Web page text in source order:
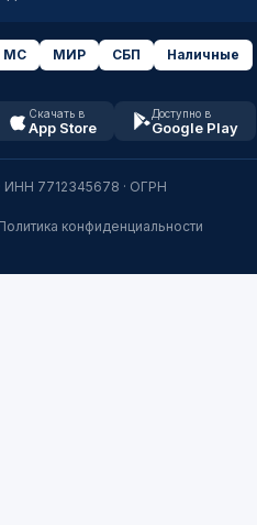
MC МИР СБП
Наличные
Скачать в
App Store
Доступно в
Google Play
7712345678 · ОГРН
конфиденциальности